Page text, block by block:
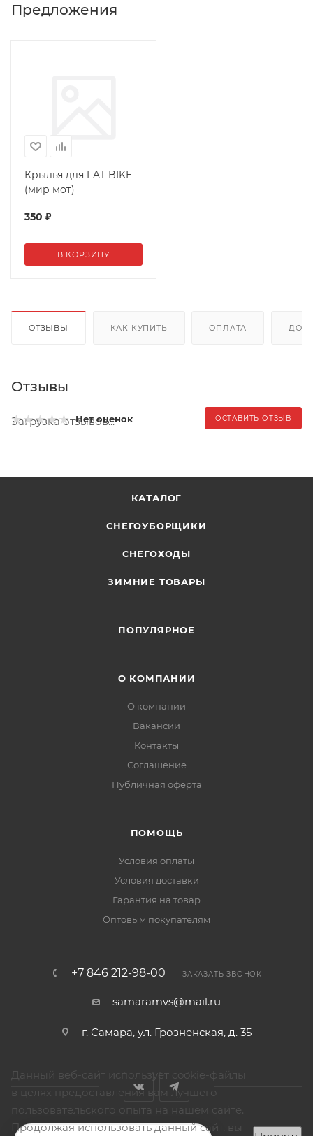
Предложения
Крылья для FAT BIKE
(мир мот)
350 ₽
В КОРЗИНУ
ОТЗЫВЫ КАК КУПИТЬ ОПЛАТА
Отзывы
Нет оценок ОСТАВИТЬ ОТЗЫВ
Загрузка отзывов...
КАТАЛОГ
СНЕГОУБОРЩИКИ
СНЕГОХОДЫ
ЗИМНИЕ ТОВАРЫ
ПОПУЛЯРНОЕ
О КОМПАНИИ
О компании
Вакансии
Контакты
Соглашение
Публичная оферта
ПОМОЩЬ
Условия оплаты
Условия доставки
Гарантия на товар
Оптовым покупателям
+7 846 212-98-00 ЗАКАЗАТЬ ЗВОНОК
samaramvs@mail.ru
г. Самара, ул. Грозненская, д. 35
Данный веб-сайт использует cookie-файлы
в целях предоставления вам лучшего
пользовательского опыта на нашем сайте.
Продолжая использовать данный сайт, вы